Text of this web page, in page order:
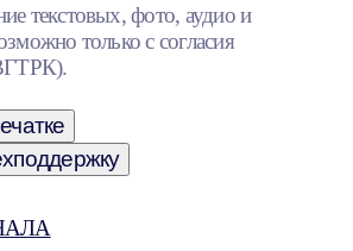
текстовых, фото, аудио и
только с согласия